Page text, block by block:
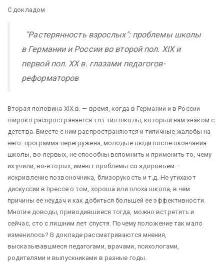
С докладом
"Растерянность взрослых": проблемы школы
в Германии и России во второй пол. XIX и
первой пол. ХХ в. глазами педагогов-
реформаторов
Вторая половина XIX в. — время, когда в Германии и в России
широко распространяется тот тип школы, который нам знаком с
детства. Вместе с ним распространяются и типичные жалобы на
него: программа перегружена, молодые люди после окончания
школы, во-первых, не способны вспомнить и применить то, чему
их учили, во-вторых, имеют проблемы со здоровьем –
искривление позвоночника, близорукость и т.д. Не утихают
дискуссии в прессе о том, хороша или плоха школа, в чем
причины ее неудач и как добиться большей ее эффективности.
Многие доводы, приводившиеся тогда, можно встретить и
сейчас, сто с лишним лет спустя. Почему положение так мало
изменилось? В докладе рассматриваются мнения,
высказывавшиеся педагогами, врачами, психологами,
родителями и выпускниками в разные годы.